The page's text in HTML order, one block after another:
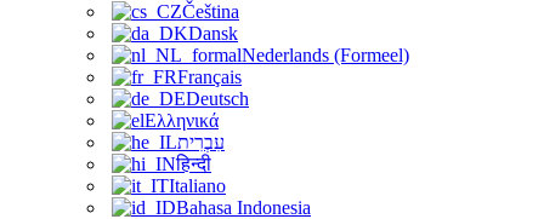
Čeština
Dansk
Nederlands (Formeel)
Français
Deutsch
Ελληνικά
עִבְרִית
हिन्दी
Italiano
Bahasa Indonesia